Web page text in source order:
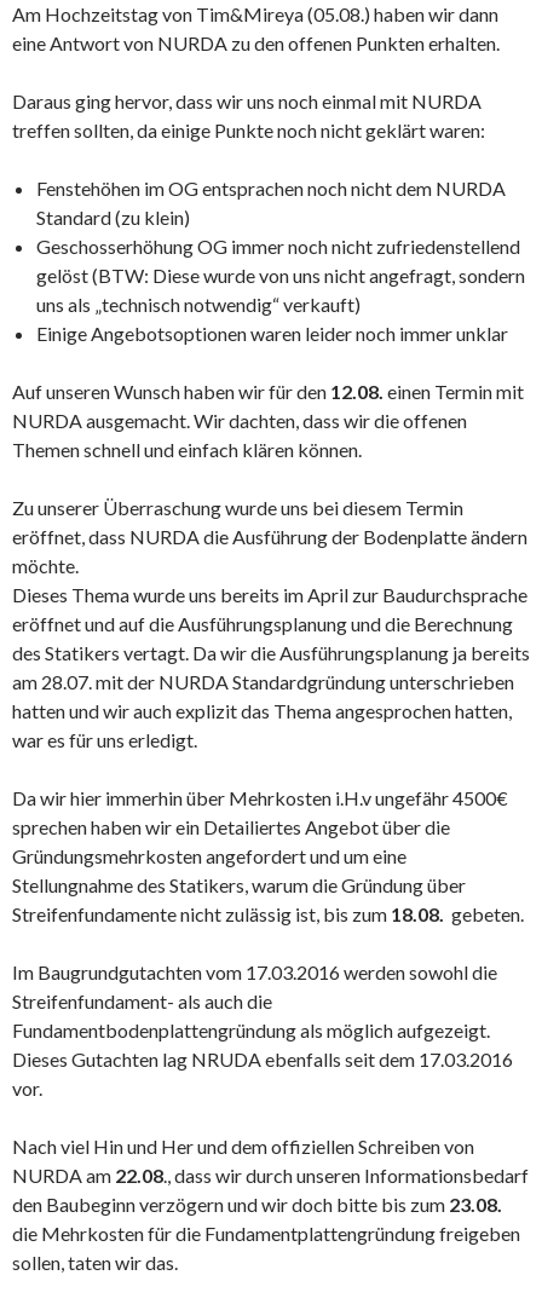
Am Hochzeitstag von Tim&Mireya (05.08.) haben wir dann
eine Antwort von NURDA zu den offenen Punkten erhalten.
Daraus ging hervor, dass wir uns noch einmal mit NURDA
treffen sollten, da einige Punkte noch nicht geklärt waren:
Fenstehöhen im OG entsprachen noch nicht dem NURDA
Standard (zu klein)
Geschosserhöhung OG immer noch nicht zufriedenstellend
gelöst (BTW: Diese wurde von uns nicht angefragt, sondern
uns als „technisch notwendig“ verkauft)
Einige Angebotsoptionen waren leider noch immer unklar
Auf unseren Wunsch haben wir für den 12.08. einen Termin mit
NURDA ausgemacht. Wir dachten, dass wir die offenen
Themen schnell und einfach klären können.
Zu unserer Überraschung wurde uns bei diesem Termin
eröffnet, dass NURDA die Ausführung der Bodenplatte ändern
möchte.
Dieses Thema wurde uns bereits im April zur Baudurchsprache
eröffnet und auf die Ausführungsplanung und die Berechnung
des Statikers vertagt. Da wir die Ausführungsplanung ja bereits
am 28.07. mit der NURDA Standardgründung unterschrieben
hatten und wir auch explizit das Thema angesprochen hatten,
war es für uns erledigt.
Da wir hier immerhin über Mehrkosten i.H.v ungefähr 4500€
sprechen haben wir ein Detailiertes Angebot über die
Gründungsmehrkosten angefordert und um eine
Stellungnahme des Statikers, warum die Gründung über
Streifenfundamente nicht zulässig ist, bis zum 18.08. gebeten.
Im Baugrundgutachten vom 17.03.2016 werden sowohl die
Streifenfundament- als auch die
Fundamentbodenplattengründung als möglich aufgezeigt.
Dieses Gutachten lag NRUDA ebenfalls seit dem 17.03.2016
vor.
Nach viel Hin und Her und dem offiziellen Schreiben von
NURDA am 22.08., dass wir durch unseren Informationsbedarf
den Baubeginn verzögern und wir doch bitte bis zum 23.08.
die Mehrkosten für die Fundamentplattengründung freigeben
sollen, taten wir das.